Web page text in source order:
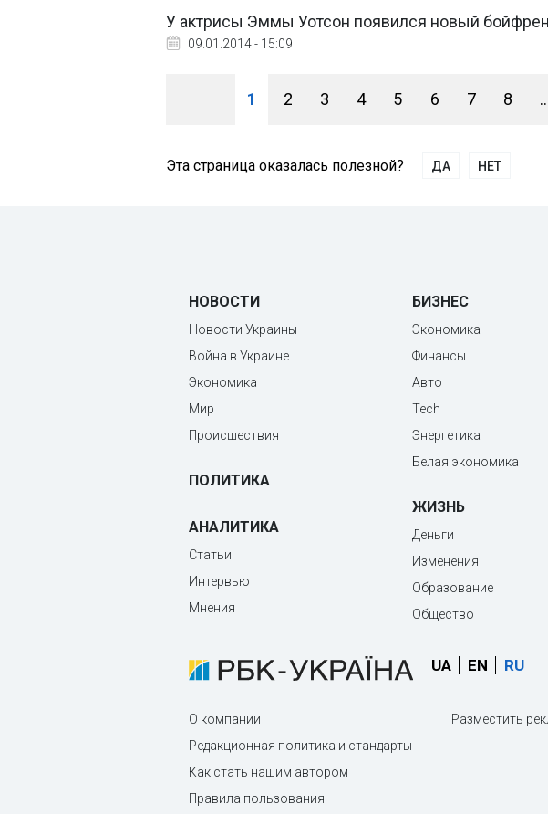
У актрисы Эммы Уотсон появился новый
09.01.2014 - 15:09
1 2 3 4 5 6 7 8
Эта страница оказалась полезной? ДА НЕТ
НОВОСТИ
Новости Украины
Война в Украине
Экономика
Мир
Происшествия
ПОЛИТИКА
АНАЛИТИКА
Статьи
Интервью
Мнения
БИЗНЕС
Экономика
Финансы
Авто
Tech
Энергетика
Белая экономика
ЖИЗНЬ
Деньги
Изменения
Образование
Общество
UA EN RU
О компании
Редакционная политика и стандарты
Как стать нашим автором
Правила пользования
Разместить